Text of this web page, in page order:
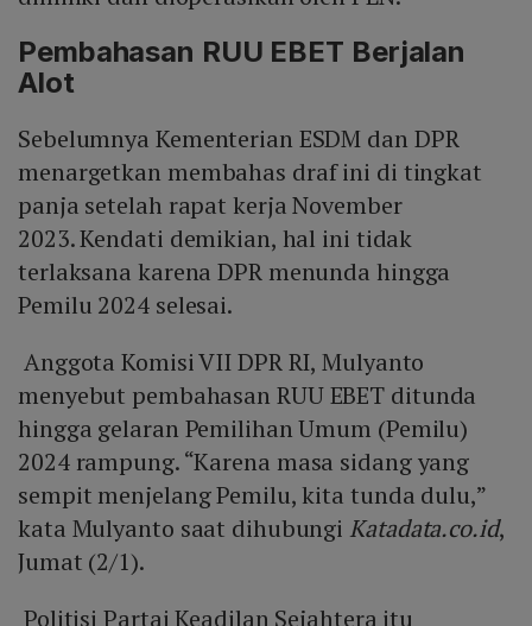
Pembahasan RUU EBET Berjalan
Alot
Sebelumnya Kementerian ESDM dan DPR
menargetkan membahas draf ini di tingkat
panja setelah rapat kerja November
2023. Kendati demikian, hal ini tidak
terlaksana karena DPR menunda hingga
Pemilu 2024 selesai.
Anggota Komisi VII DPR RI, Mulyanto
menyebut pembahasan RUU EBET ditunda
hingga gelaran Pemilihan Umum (Pemilu)
2024 rampung. “Karena masa sidang yang
sempit menjelang Pemilu, kita tunda dulu,”
kata Mulyanto saat dihubungi Katadata.co.id,
Jumat (2/1).
Politisi Partai Keadilan Sejahtera itu